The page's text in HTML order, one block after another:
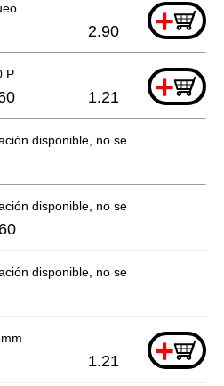
+
2.90
P +
1.21
disponible, no se puede pedir
disponible, no se puede pedir
disponible, no se puede pedir
+
1.21